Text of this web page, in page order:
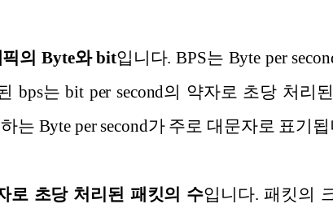
의 Byte와 bit입니다. BPS는 Byte per
bps는 bit per second의 약자로 초당 처리
는 Byte per second가 주로 대문자로 표기
로 초당 처리된 패킷의 수입니다. 패킷의